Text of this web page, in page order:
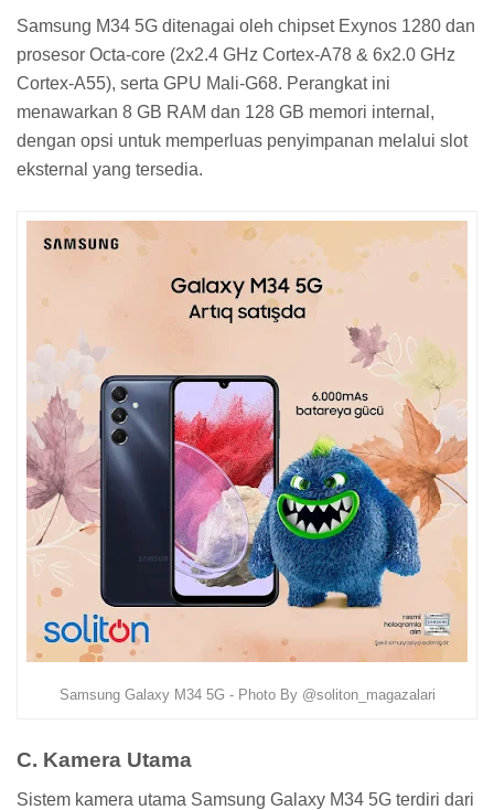
Samsung M34 5G ditenagai oleh chipset Exynos 1280 dan
prosesor Octa-core (2x2.4 GHz Cortex-A78 & 6x2.0 GHz
Cortex-A55), serta GPU Mali-G68. Perangkat ini
menawarkan 8 GB RAM dan 128 GB memori internal,
dengan opsi untuk memperluas penyimpanan melalui slot
eksternal yang tersedia.
Samsung Galaxy M34 5G - Photo By @soliton_magazalari
C. Kamera Utama
Sistem kamera utama Samsung Galaxy M34 5G terdiri dari